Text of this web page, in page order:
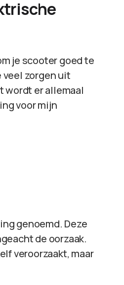
je scooter goed te
veel zorgen uit
wordt er allemaal
voor mijn
genoemd. Deze
de oorzaak.
veroorzaakt, maar